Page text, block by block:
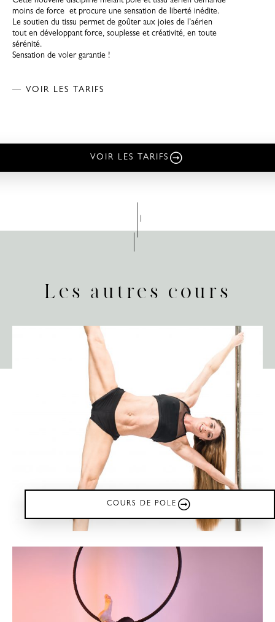
moins de force et procure une sensation de liberté inédite.
Le soutien du tissu permet de goûter aux joies de l’aérien
tout en développant force, souplesse et créativité, en toute
sérénité.
Sensation de voler garantie !
— VOIR LES TARIFS
VOIR LES TARIFS
Les autres cours
COURS DE POLE